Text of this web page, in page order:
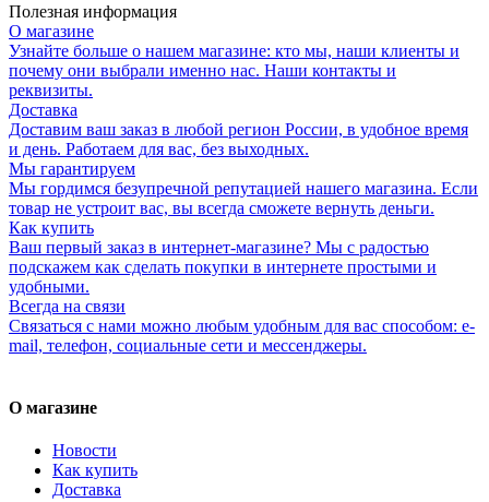
Полезная информация
О магазине
Узнайте больше о нашем магазине: кто мы, наши клиенты и
почему они выбрали именно нас. Наши контакты и
реквизиты.
Доставка
Доставим ваш заказ в любой регион России, в удобное время
и день. Работаем для вас, без выходных.
Мы гарантируем
Мы гордимся безупречной репутацией нашего магазина. Если
товар не устроит вас, вы всегда сможете вернуть деньги.
Как купить
Ваш первый заказ в интернет-магазине? Мы с радостью
подскажем как сделать покупки в интернете простыми и
удобными.
Всегда на связи
Связаться с нами можно любым удобным для вас способом: e-
mail, телефон, социальные сети и мессенджеры.
О магазине
Новости
Как купить
Доставка